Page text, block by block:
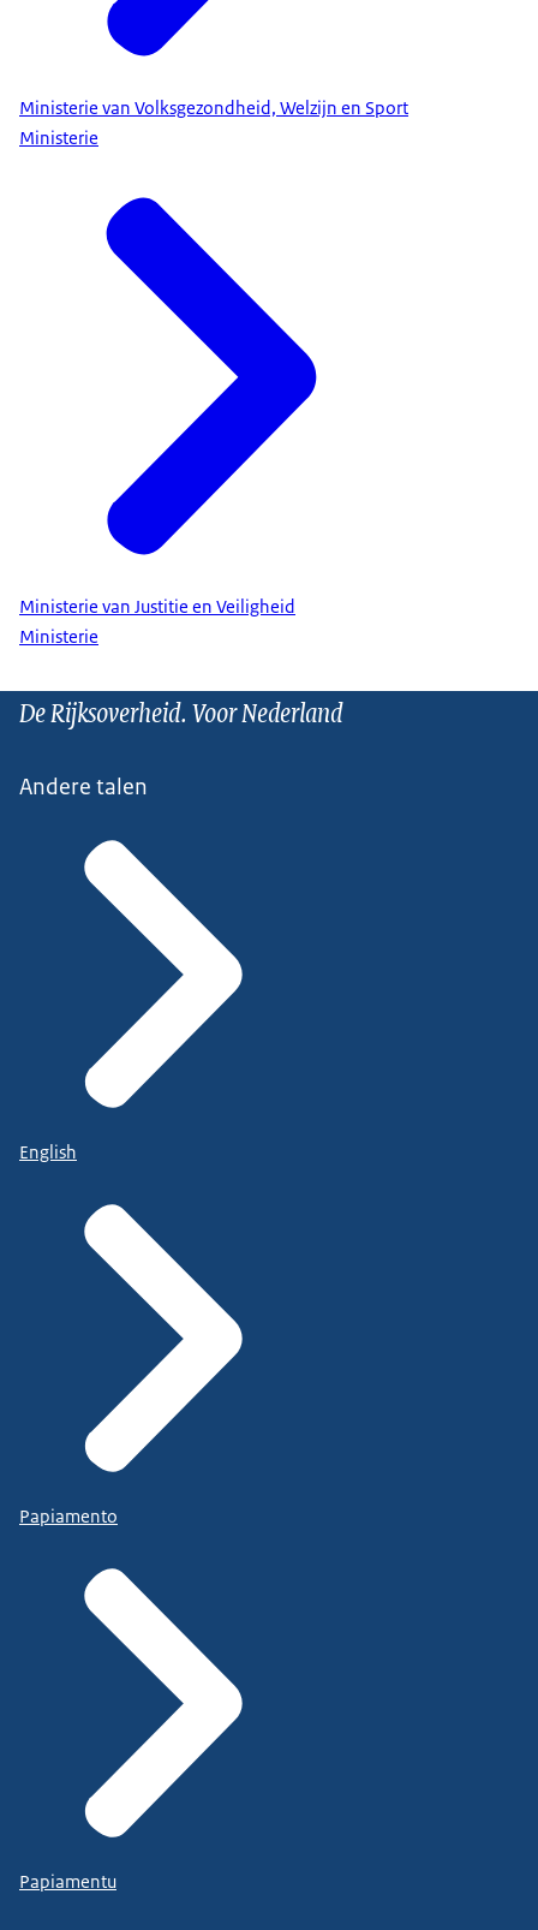
Ministerie van Volksgezondheid, Welzijn en Sport
Ministerie
Ministerie van Justitie en Veiligheid
Ministerie
De Rijksoverheid. Voor Nederland
Andere talen
English
Papiamento
Papiamentu